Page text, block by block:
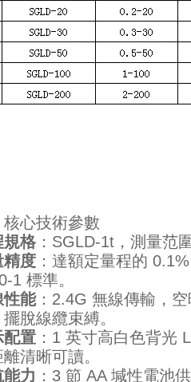
核心技術參數
規格 ：SGLD-1t，測量范
精度 ：達額定量程的
1 標準。
性能：2.4G 無線傳輸，
脫線纜束縛。
配置 ：1 英寸高白色背光
清晰可讀。
力 ：3 節 AA 堿性電池